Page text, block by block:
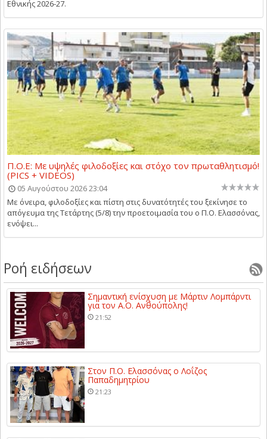
Εθνικής 2026-27.
Π.Ο.Ε: Με υψηλές φιλοδοξίες και στόχο τον πρωταθλητισμό!
(PICS + VIDEOS)
05 Αυγούστου 2026 23:04
Με όνειρα, φιλοδοξίες και πίστη στις δυνατότητές του ξεκίνησε το
απόγευμα της Τετάρτης (5/8) την προετοιμασία του ο Π.Ο. Ελασσόνας,
ενόψει...
Ροή ειδήσεων
Σημαντική ενίσχυση με Μάρτιν Λομπάρντι
για τον Α.Ο. Ανθούπολης!
21:52
Στον Π.Ο. Ελασσόνας ο Λοΐζος
Παπαδημητρίου
21:23